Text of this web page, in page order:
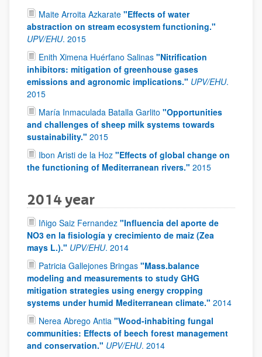
Maite Arroita Azkarate "Effects of water
abstraction on stream ecosystem functioning."
UPV/EHU. 2015
Enith Ximena Huérfano Salinas "Nitrification
inhibitors: mitigation of greenhouse gases
emissions and agronomic implications." UPV/EHU.
2015
María Inmaculada Batalla Garlito "Opportunities
and challenges of sheep milk systems towards
sustainability." 2015
Ibon Aristi de la Hoz "Effects of global change on
the functioning of Mediterranean rivers." 2015
2014 year
Iñigo Saiz Fernandez "Influencia del aporte de
NO3 en la fisiología y crecimiento de maiz (Zea
mays L.)." UPV/EHU. 2014
Patricia Gallejones Bringas "Mass.balance
modeling and measurements to study GHG
mitigation strategies using energy cropping
systems under humid Mediterranean climate." 2014
Nerea Abrego Antia "Wood-inhabiting fungal
communities: Effects of beech forest management
and conservation." UPV/EHU. 2014